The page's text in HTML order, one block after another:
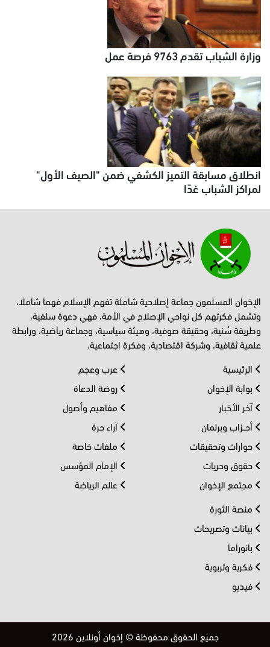
وزارة الشباب تقدم 9763 فرصة عمل
انطلاق مسابقة التميز الكشفي ضمن "الصيف الأول"
لمراكز الشباب غدًا
الإخوان المسلمون جماعة إصلاحية شاملة تفهم الإسلام فهما شاملا،
وتشمل فكرتهم كل نواحي الإصلاح في الأمة، فهي دعوة سلفية،
وطريقة سُنية، وحقيقة صوفية، وهيئة سياسية، وجماعة رياضية، ورابطة
علمية ثقافية، وشركة اقتصادية، وفكرة اجتماعية.
الرئيسية
بوابة الإخوان
آخر الأخبار
أحــزاب وبرلمان
حوارات وتحقيقات
حقوق وحريات
مجتمع الإخوان
عرب وعجم
روضة الدعاة
مفاهيم وأصول
آراء حرة
ملفات خاصة
الإمام المؤسس
عالم الرياضة
منصة الثورة
بيانات وتصريحات
بانوراما
فكرية وتربوية
فيديو
جميع الحقوق محفوظة © إخوان أونلاين 2026